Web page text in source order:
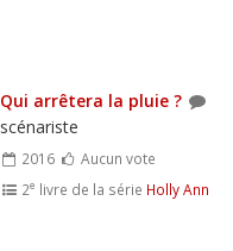
Qui arrêtera la pluie ?
scénariste
2016
Aucun vote
2e livre de la série Holly Ann